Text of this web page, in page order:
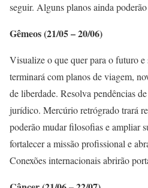
seguir. Alguns planos ainda
Gêmeos (21/05 – 20/06)
Visualize o que quer para o futuro
terminará com planos de viagem,
de liberdade. Resolva pendências
jurídico. Mercúrio retrógrado trará
poderão mudar filosofias e ampliar
fortalecer a missão profissional e
Conexões internacionais abrirão